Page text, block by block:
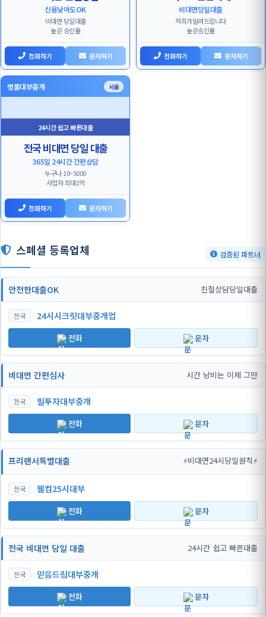
신용낮아도OK
비대면 당일대출
높은 승인률
전화하기 문자하기
비대면당일대출
저희가빌려드립니다
높은승인률
전화하기 문자하기
명품대부중개 서울
24시간 쉽고 빠른대출
전국 비대면 당일 대출
365일 24시간 간편상담
누구나 10~5000
사업자 최대1억
전화하기 문자하기
스폐셜 등록업체 검증된 파트너
안전한대출OK 친절상담당일대출
전국 24시시크릿대부중개업
전화 문자
비대면 간편심사 시간 낭비는 이제 그만
전국 필투자대부중개
전화 문자
프리랜서특별대출 ⚡비대면24시당일원칙⚡
전국 웰컴25시대부
전화 문자
전국 비대면 당일 대출 24시간 쉽고 빠른대출
전국 믿음드림대부중개
전화 문자